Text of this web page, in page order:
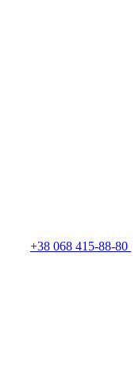
+38 068 415-88-80